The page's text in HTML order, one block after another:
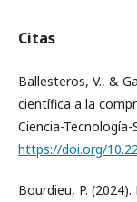
Citas
Ballesteros, V., &
científica a la
Ciencia-Tecnología-
https://doi.org/
Bourdieu, P.